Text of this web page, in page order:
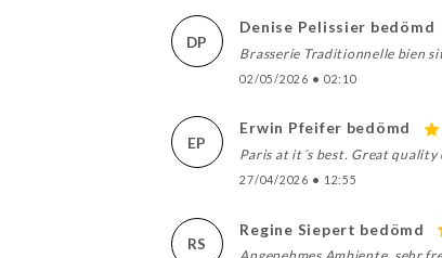
DP
Denise Pelissier bedömd
Brasserie Traditionnelle bien
02/05/2026 • 02:10
EP
Erwin Pfeifer bedömd
Paris at it´s best. Great
27/04/2026 • 12:55
RS
Regine Siepert bedömd